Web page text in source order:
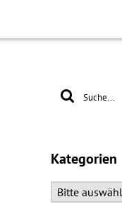
Kategorien